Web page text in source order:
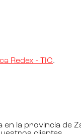
Redex - TIC.
la provincia